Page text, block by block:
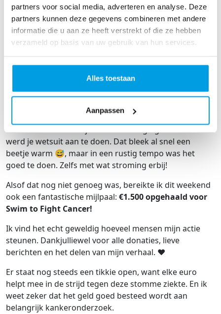
partners voor social media, adverteren en analyse. Deze
partners kunnen deze gegevens combineren met andere
informatie die u aan ze heeft verstrekt of die ze hebben
verzameld op basis van uw gebruik van hun services.
Alles toestaan
Aanpassen
brengt ons een stapje dichter bij een wereld met
minder kanker.
Dankjewel voor alle steun, donaties en lieve berichten.
Jullie zijn geweldig! ❤️
🏊‍♀️ Trainingsupdate & mijlpaal! 💙
Afgelopen zaterdag trainde ik met Swim to fight cancer
mee in Amersfoort bij de kanovereniging. Geadviseerd
werd je wetsuit aan te doen. Dat bleek al snel een
beetje warm 😅, maar in een rustig tempo was het
goed te doen. Zelfs met wat stroming erbij!
Alsof dat nog niet genoeg was, bereikte ik dit weekend
ook een fantastische mijlpaal: €1.500 opgehaald voor
Swim to Fight Cancer!
Ik vind het echt geweldig hoeveel mensen mijn actie
steunen. Dankjulliewel voor alle donaties, lieve
berichten en het delen van mijn verhaal. ❤️
Er staat nog steeds een tikkie open, want elke euro
helpt mee in de strijd tegen deze stomme ziekte. En ik
weet zeker dat het geld goed besteed wordt aan
belangrijk kankeronderzoek.